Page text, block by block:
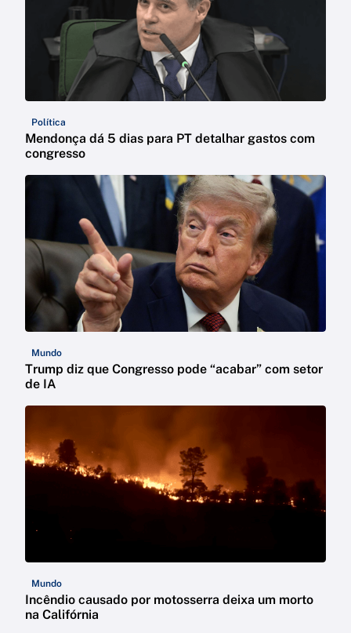
Política
Mendonça dá 5 dias para PT detalhar gastos com
congresso
Mundo
Trump diz que Congresso pode “acabar” com setor
de IA
Mundo
Incêndio causado por motosserra deixa um morto
na Califórnia